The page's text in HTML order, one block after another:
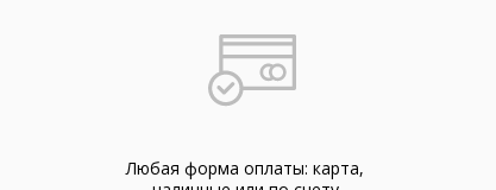
Любая форма оплаты: карта,